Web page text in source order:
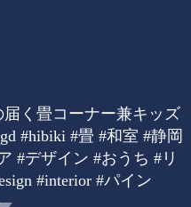
届く畳コーナー兼キッズ
#hibiki #畳 #和室 #静岡
#デザイン #おうち #リ
#interior #パイン